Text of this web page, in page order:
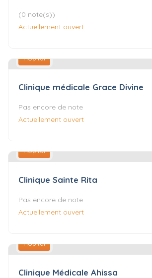
(0 note(s))
Actuellement ouvert
Hôpital
Clinique médicale Grace Divine
Pas encore de note
Actuellement ouvert
Hôpital
Clinique Sainte Rita
Pas encore de note
Actuellement ouvert
Hôpital
Clinique Médicale Ahissa